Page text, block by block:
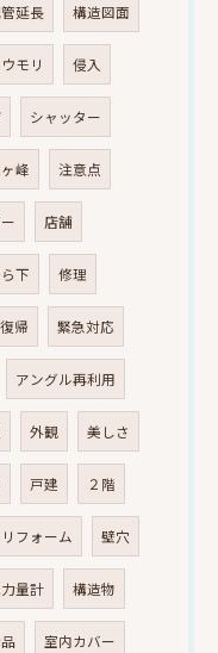
延長 構造図面
モリ 侵入
シャッター
峰 注意点
店舗
下 修理
帰 緊急対応
アングル再利用
外観 美しさ
戸建 ２階
リフォーム 壁穴
量計 構造物
室内カバー